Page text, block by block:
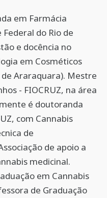
em Farmácia
do Rio de
e docência no
em Cosméticos
Araraquara). Mestre
- FIOCRUZ, na área
é doutoranda
com Cannabis
de
de apoio a
medicinal.
em Cannabis
de Graduação